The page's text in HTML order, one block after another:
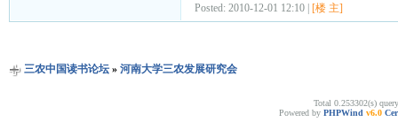
Posted: 2010-12-01 12:10 | [楼 主]
三农中国读书论坛» 河南大学三农发展研究会
Total 0.253302(s)
Powered by PHPWind v6.0